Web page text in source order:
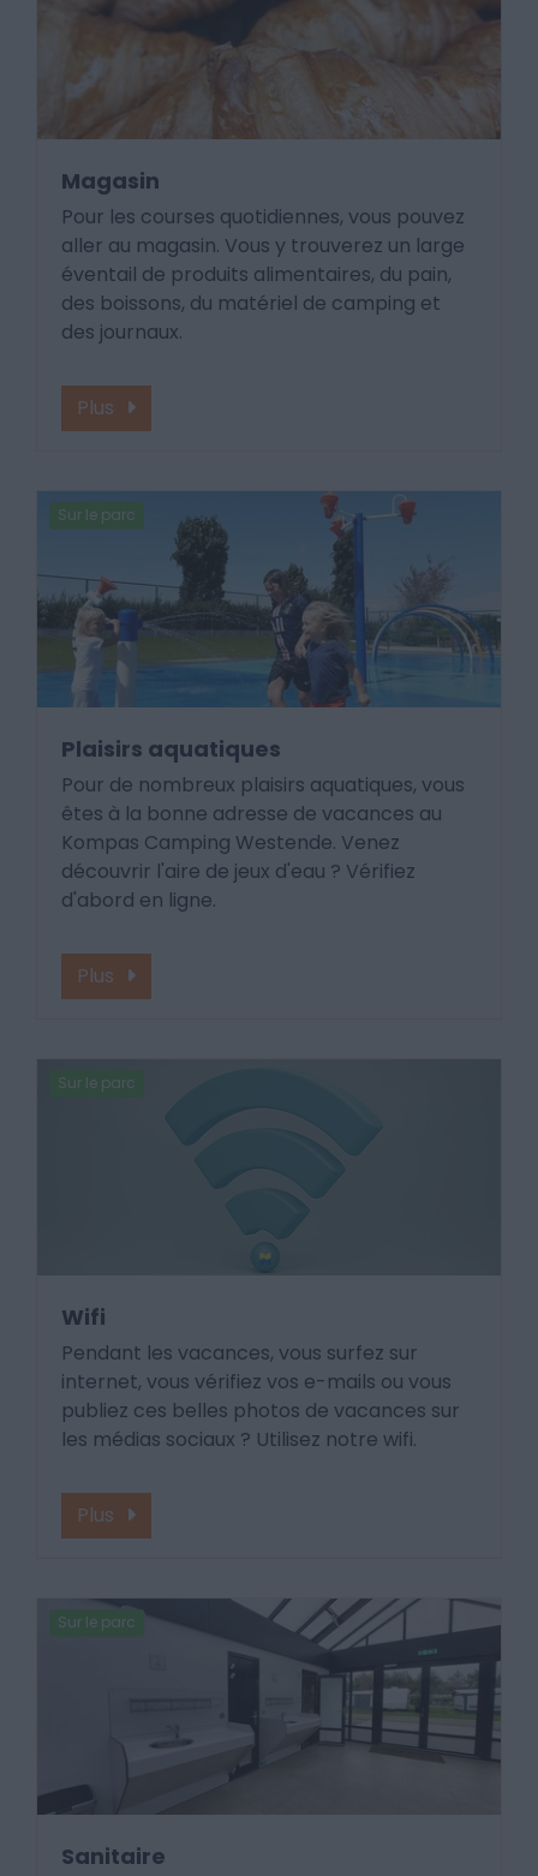
Magasin
Pour les courses quotidiennes, vous pouvez
aller au magasin. Vous y trouverez un large
éventail de produits alimentaires, du pain,
des boissons, du matériel de camping et
des journaux.
Plus
Sur le parc
Plaisirs aquatiques
Pour de nombreux plaisirs aquatiques, vous
êtes à la bonne adresse de vacances au
Kompas Camping Westende. Venez
découvrir l'aire de jeux d'eau ? Vérifiez
d'abord en ligne.
Plus
Sur le parc
Wifi
Pendant les vacances, vous surfez sur
internet, vous vérifiez vos e-mails ou vous
publiez ces belles photos de vacances sur
les médias sociaux ? Utilisez notre wifi.
Plus
Sur le parc
Sanitaire